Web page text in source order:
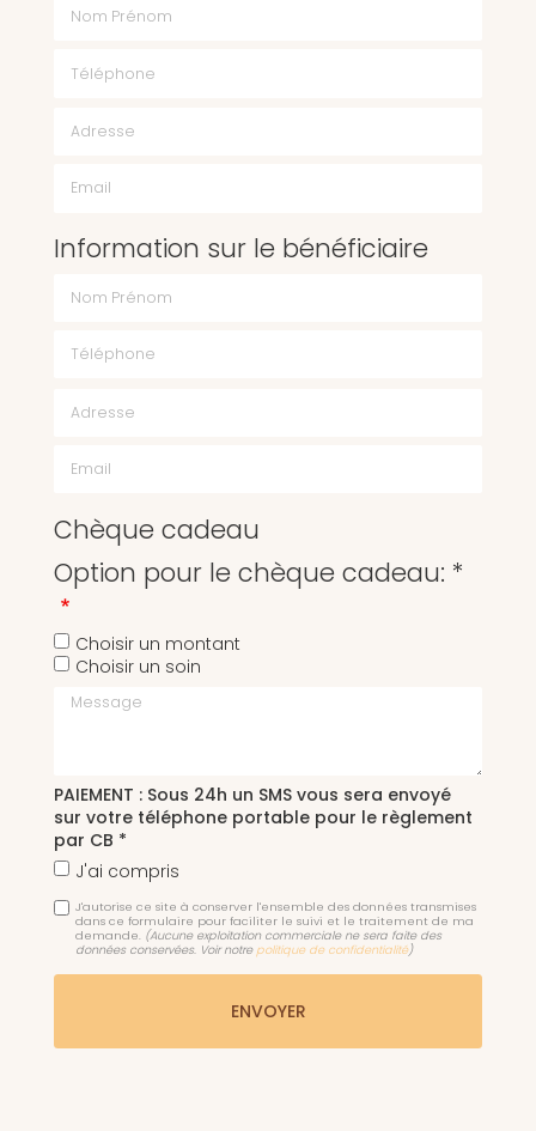
Information sur le bénéficiaire
Chèque cadeau
Option pour le chèque cadeau: *
Choisir un montant
Choisir un soin
Message
PAIEMENT : Sous 24h un SMS vous sera envoyé
sur votre téléphone portable pour le règlement
par CB *
J'ai compris
J'autorise ce site à conserver l'ensemble des données transmises
dans ce formulaire pour faciliter le suivi et le traitement de ma
demande. (Aucune exploitation commerciale ne sera faite des
données conservées. Voir notre politique de confidentialité)